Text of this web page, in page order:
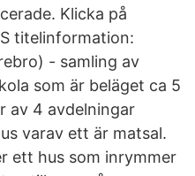
Klicka på
titelinformation:
- samling av
som är beläget ca 5
av 4 avdelningar
varav ett är matsal.
ett hus som inrymmer